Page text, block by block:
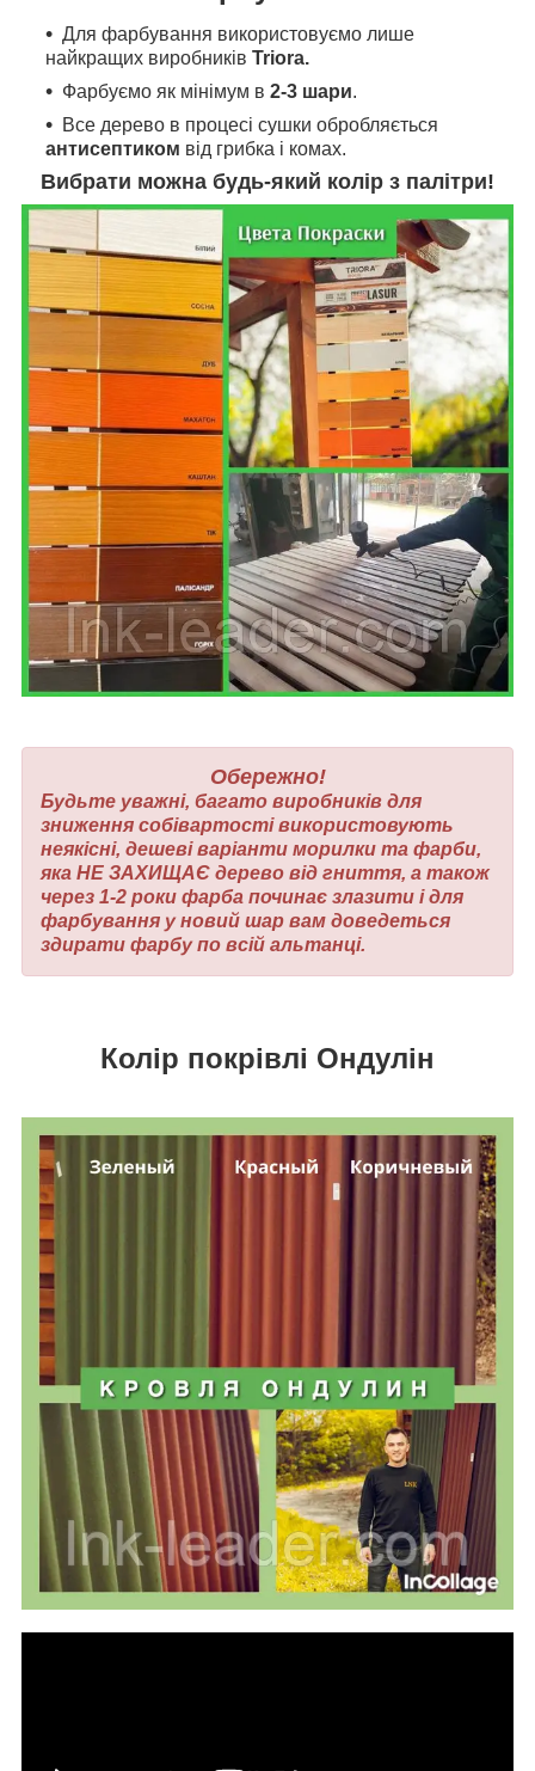
Для фарбування використовуємо лише
найкращих виробників Triora.
Фарбуємо як мінімум в 2-3 шари.
Все дерево в процесі сушки обробляється
антисептиком від грибка і комах.
Вибрати можна будь-який колір з палітри!
Обережно!
Будьте уважні, багато виробників для
зниження собівартості використовують
неякісні, дешеві варіанти морилки та фарби,
яка НЕ ЗАХИЩАЄ дерево від гниття, а також
через 1-2 роки фарба починає злазити і для
фарбування у новий шар вам доведеться
здирати фарбу по всій альтанці.
Колір покрівлі Ондулін